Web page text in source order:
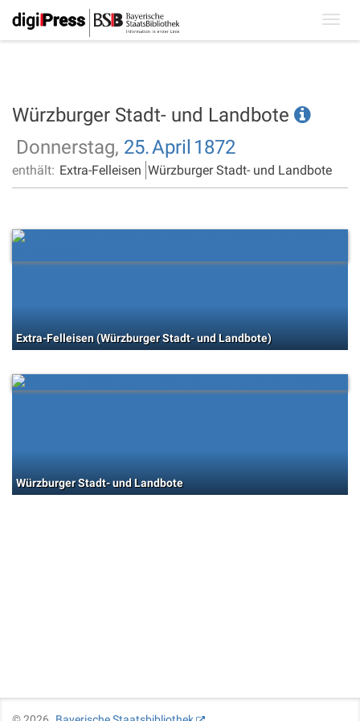
Würzburger Stadt- und Landbote
Donnerstag, 25.April 1872
enthält: Extra-Felleisen Würzburger Stadt- und Landbote
Extra-Felleisen (Würzburger Stadt- und Landbote)
Würzburger Stadt- und Landbote